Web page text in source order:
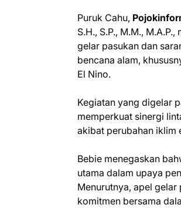
Puruk Cahu,
S.H., S.P., M.M.,
gelar pasukan dan
bencana alam,
El Nino.
Kegiatan yang digelar
memperkuat sinergi
akibat perubahan iklim
Bebie menegaskan
utama dalam upaya
Menurutnya, apel
komitmen bersama